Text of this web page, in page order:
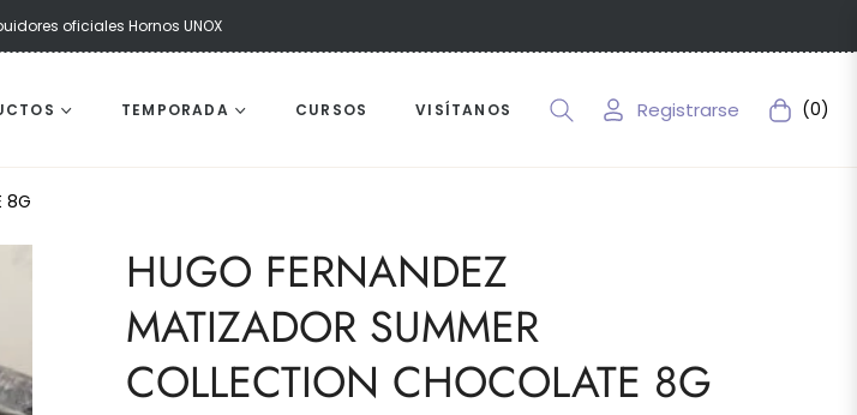
oficiales Hornos UNOX
TEMPORADA CURSOS VISÍTANOS Registrarse Carrito
(0)
8G
HUGO FERNANDEZ
MATIZADOR SUMMER
COLLECTION CHOCOLATE 8G